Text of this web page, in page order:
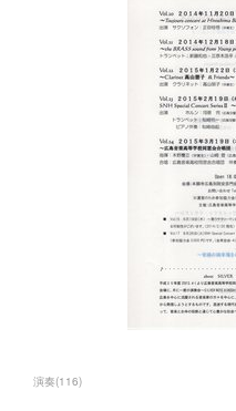
演奏(116)